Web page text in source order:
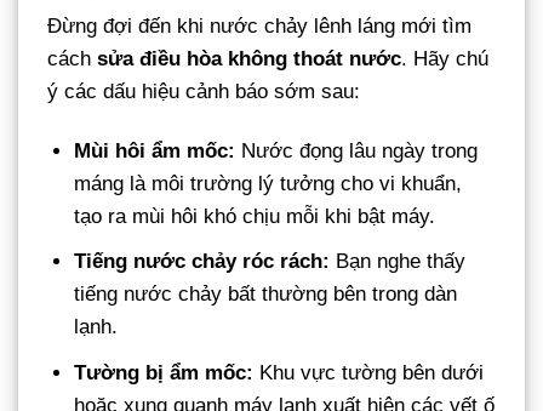
Đừng đợi đến khi nước chảy lênh láng mới tìm
cách sửa điều hòa không thoát nước. Hãy chú
ý các dấu hiệu cảnh báo sớm sau:
Mùi hôi ẩm mốc: Nước đọng lâu ngày trong
máng là môi trường lý tưởng cho vi khuẩn,
tạo ra mùi hôi khó chịu mỗi khi bật máy.
Tiếng nước chảy róc rách: Bạn nghe thấy
tiếng nước chảy bất thường bên trong dàn
lạnh.
Tường bị ẩm mốc: Khu vực tường bên dưới
hoặc xung quanh máy lạnh xuất hiện các vết ố